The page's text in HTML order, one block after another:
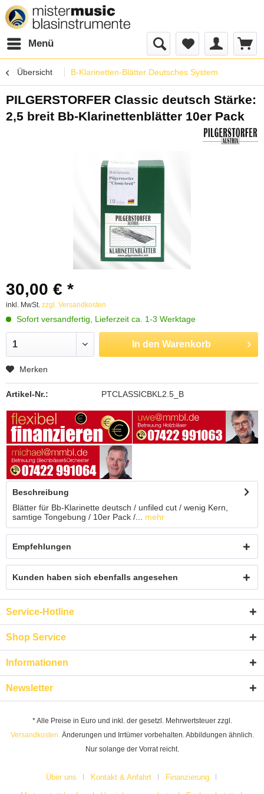
Menü
Übersicht B-Klarinetten-Blätter Deutsches System
PILGERSTORFER Classic deutsch Stärke:
2,5 breit Bb-Klarinettenblätter 10er Pack
30,00 € *
inkl. MwSt. zzgl. Versandkosten
Sofort versandfertig, Lieferzeit ca. 1-3 Werktage
In den Warenkorb
Merken
Artikel-Nr.: PTCLASSICBKL2.5_B
Beschreibung
Blätter für Bb-Klarinette deutsch / unfiled cut / wenig Kern,
samtige Tongebung / 10er Pack /...
mehr
Empfehlungen
Kunden haben sich ebenfalls angesehen
Service-Hotline
Shop Service
Informationen
Newsletter
* Alle Preise in Euro und inkl. der gesetzl. Mehrwertsteuer zzgl.
Versandkosten.Änderungen und Irrtümer vorbehalten. Abbildungen ähnlich.
Nur solange der Vorrat reicht.
Über uns Kontakt & Anfahrt Finanzierung